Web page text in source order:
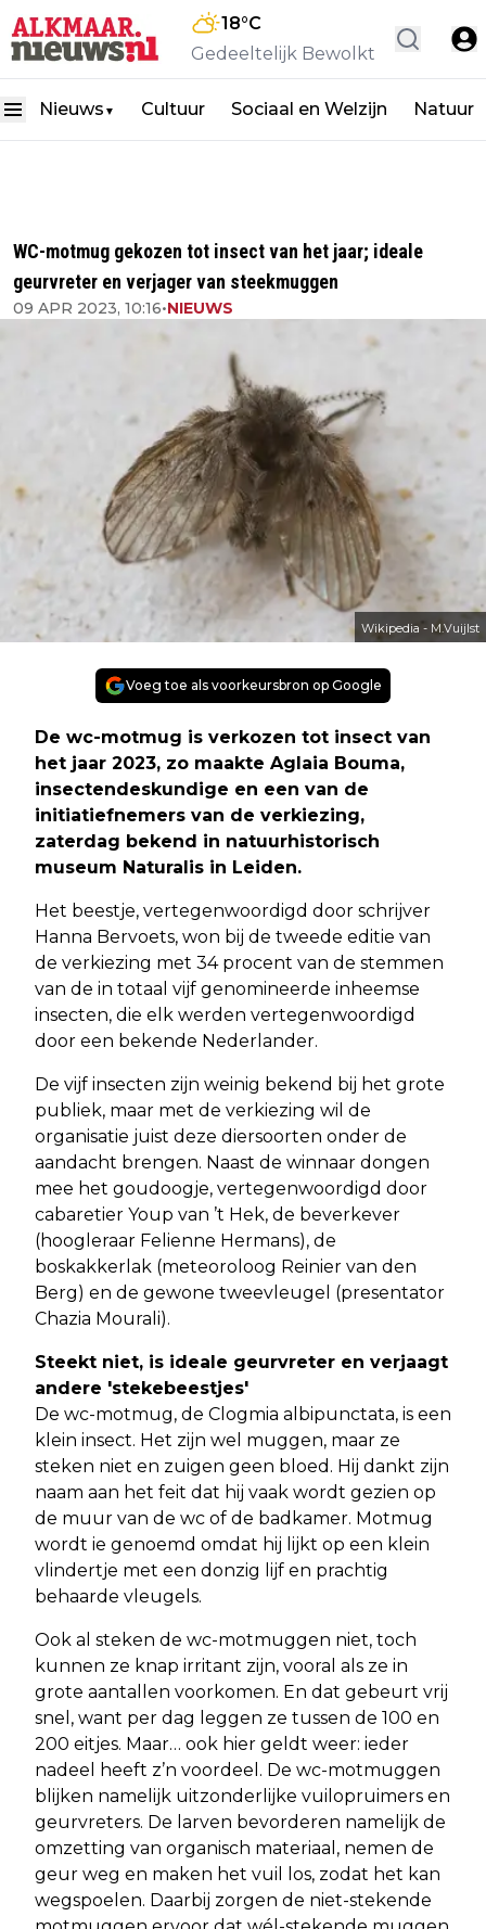
18°C
Gedeeltelijk Bewolkt
Nieuws ▼ Cultuur Sociaal en Welzijn Natuur
WC-motmug gekozen tot insect van het jaar; ideale
geurvreter en verjager van steekmuggen
09 APR 2023, 10:16•NIEUWS
Wikipedia - M.Vuijlst
Voeg toe als voorkeursbron op Google
De wc-motmug is verkozen tot insect van
het jaar 2023, zo maakte Aglaia Bouma,
insectendeskundige en een van de
initiatiefnemers van de verkiezing,
zaterdag bekend in natuurhistorisch
museum Naturalis in Leiden.
Het beestje, vertegenwoordigd door schrijver
Hanna Bervoets, won bij de tweede editie van
de verkiezing met 34 procent van de stemmen
van de in totaal vijf genomineerde inheemse
insecten, die elk werden vertegenwoordigd
door een bekende Nederlander.
De vijf insecten zijn weinig bekend bij het grote
publiek, maar met de verkiezing wil de
organisatie juist deze diersoorten onder de
aandacht brengen. Naast de winnaar dongen
mee het goudoogje, vertegenwoordigd door
cabaretier Youp van ’t Hek, de beverkever
(hoogleraar Felienne Hermans), de
boskakkerlak (meteoroloog Reinier van den
Berg) en de gewone tweevleugel (presentator
Chazia Mourali).
Steekt niet, is ideale geurvreter en verjaagt
andere 'stekebeestjes'
De wc-motmug, de Clogmia albipunctata, is een
klein insect. Het zijn wel muggen, maar ze
steken niet en zuigen geen bloed. Hij dankt zijn
naam aan het feit dat hij vaak wordt gezien op
de muur van de wc of de badkamer. Motmug
wordt ie genoemd omdat hij lijkt op een klein
vlindertje met een donzig lijf en prachtig
behaarde vleugels.
Ook al steken de wc-motmuggen niet, toch
kunnen ze knap irritant zijn, vooral als ze in
grote aantallen voorkomen. En dat gebeurt vrij
snel, want per dag leggen ze tussen de 100 en
200 eitjes. Maar… ook hier geldt weer: ieder
nadeel heeft z’n voordeel. De wc-motmuggen
blijken namelijk uitzonderlijke vuilopruimers en
geurvreters. De larven bevorderen namelijk de
omzetting van organisch materiaal, nemen de
geur weg en maken het vuil los, zodat het kan
wegspoelen. Daarbij zorgen de niet-stekende